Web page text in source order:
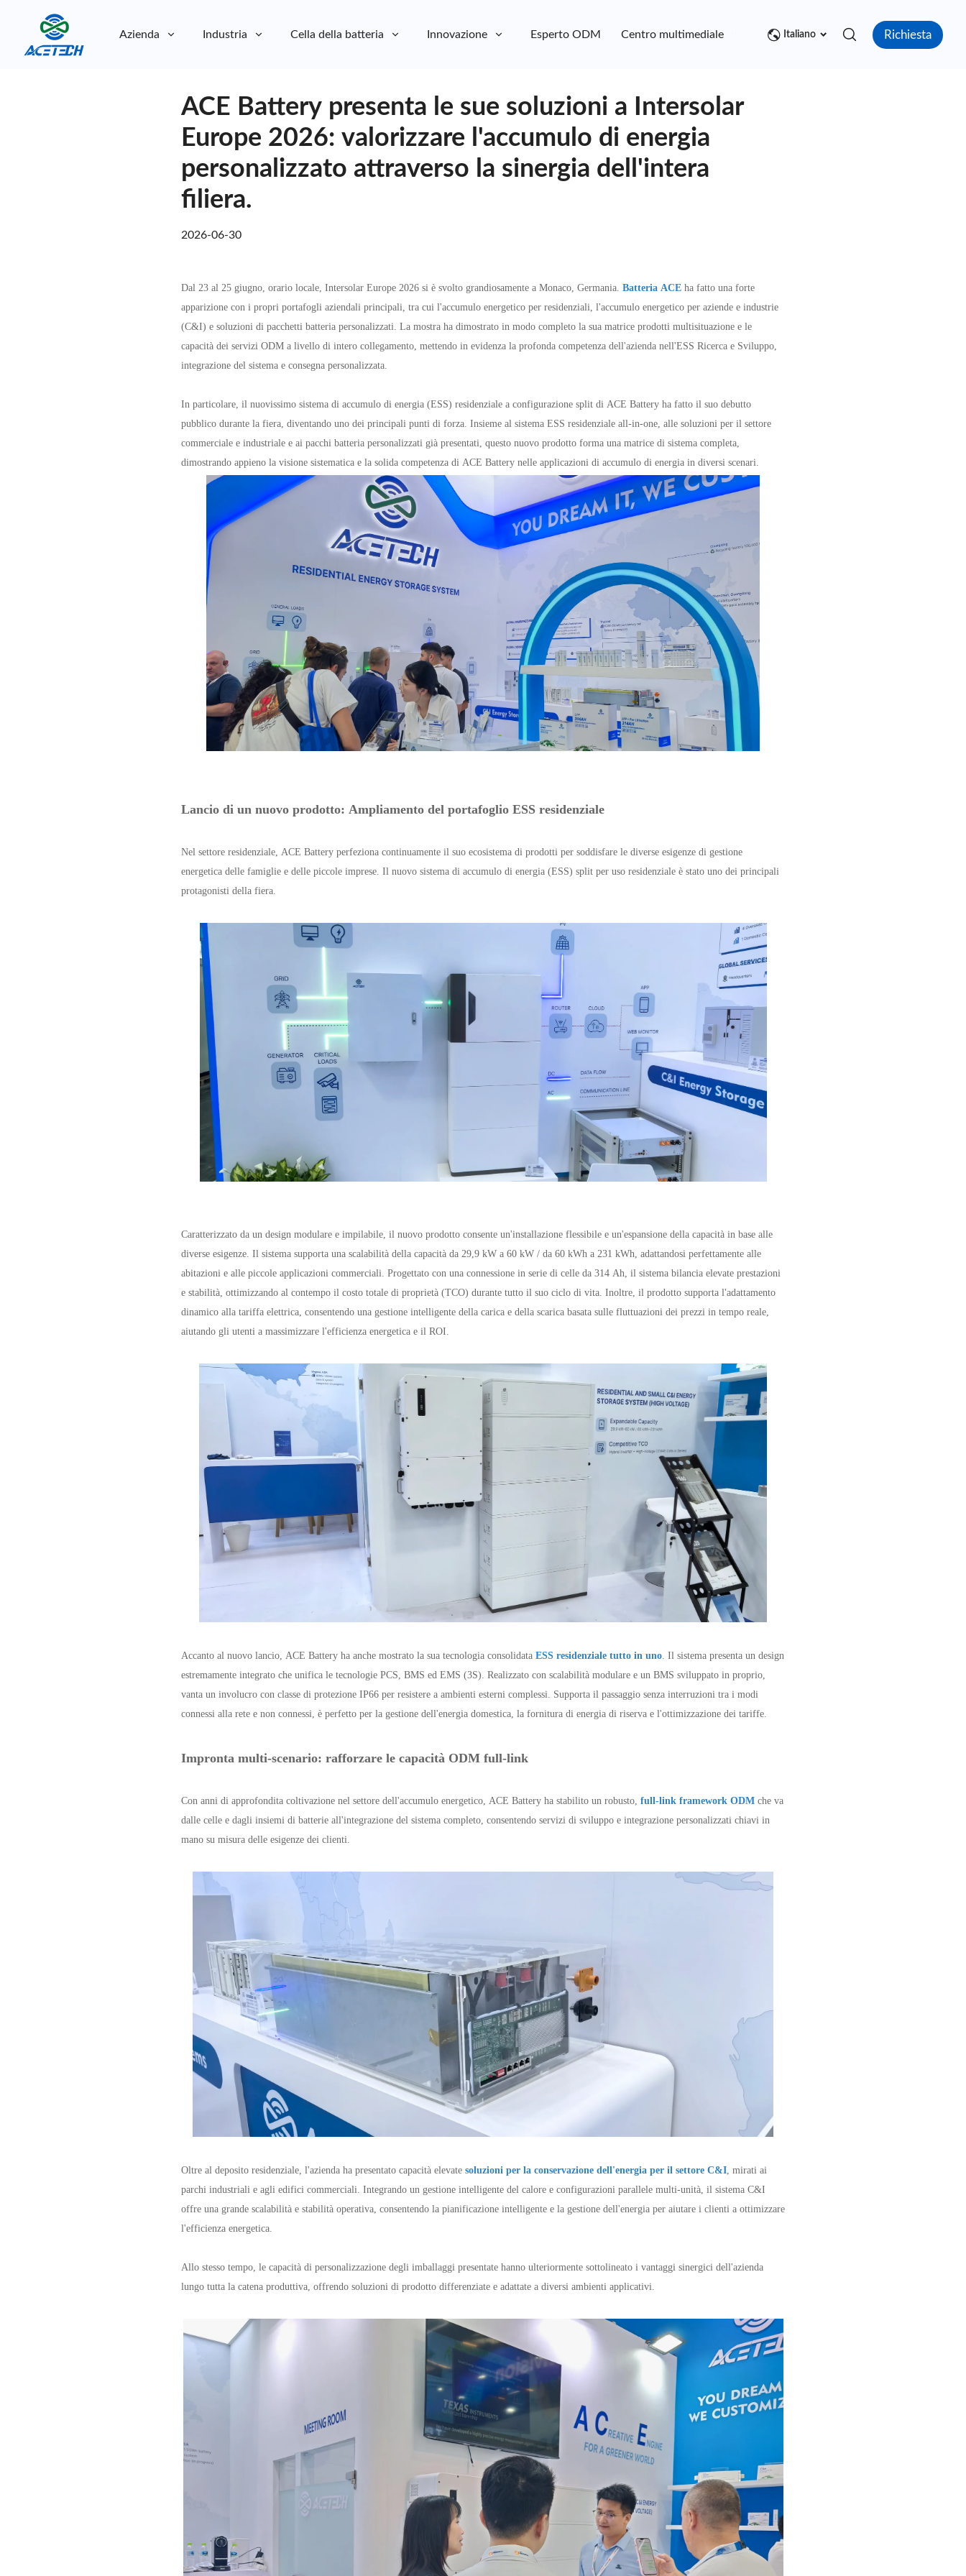
Azienda Industria Cella della batteria Innovazione Esperto ODM Centro multimediale Contatto
Italiano Richiesta
ACE Battery presenta le sue soluzioni a Intersolar
Europe 2026: valorizzare l'accumulo di energia
personalizzato attraverso la sinergia dell'intera
filiera.
2026-06-30
Dal 23 al 25 giugno, orario locale, Intersolar Europe 2026 si è svolto grandiosamente a Monaco, Germania. Batteria ACE ha fatto una forte
apparizione con i propri portafogli aziendali principali, tra cui l'accumulo energetico per residenziali, l'accumulo energetico per aziende e industrie
(C&I) e soluzioni di pacchetti batteria personalizzati. La mostra ha dimostrato in modo completo la sua matrice prodotti multisituazione e le
capacità dei servizi ODM a livello di intero collegamento, mettendo in evidenza la profonda competenza dell'azienda nell'ESS Ricerca e Sviluppo,
integrazione del sistema e consegna personalizzata.
In particolare, il nuovissimo sistema di accumulo di energia (ESS) residenziale a configurazione split di ACE Battery ha fatto il suo debutto
pubblico durante la fiera, diventando uno dei principali punti di forza. Insieme al sistema ESS residenziale all-in-one, alle soluzioni per il settore
commerciale e industriale e ai pacchi batteria personalizzati già presentati, questo nuovo prodotto forma una matrice di sistema completa,
dimostrando appieno la visione sistematica e la solida competenza di ACE Battery nelle applicazioni di accumulo di energia in diversi scenari.
Lancio di un nuovo prodotto: Ampliamento del portafoglio ESS residenziale
Nel settore residenziale, ACE Battery perfeziona continuamente il suo ecosistema di prodotti per soddisfare le diverse esigenze di gestione
energetica delle famiglie e delle piccole imprese. Il nuovo sistema di accumulo di energia (ESS) split per uso residenziale è stato uno dei principali
protagonisti della fiera.
Caratterizzato da un design modulare e impilabile, il nuovo prodotto consente un'installazione flessibile e un'espansione della capacità in base alle
diverse esigenze. Il sistema supporta una scalabilità della capacità da 29,9 kW a 60 kW / da 60 kWh a 231 kWh, adattandosi perfettamente alle
abitazioni e alle piccole applicazioni commerciali. Progettato con una connessione in serie di celle da 314 Ah, il sistema bilancia elevate prestazioni
e stabilità, ottimizzando al contempo il costo totale di proprietà (TCO) durante tutto il suo ciclo di vita. Inoltre, il prodotto supporta l'adattamento
dinamico alla tariffa elettrica, consentendo una gestione intelligente della carica e della scarica basata sulle fluttuazioni dei prezzi in tempo reale,
aiutando gli utenti a massimizzare l'efficienza energetica e il ROI.
Accanto al nuovo lancio, ACE Battery ha anche mostrato la sua tecnologia consolidata ESS residenziale tutto in uno. Il sistema presenta un design
estremamente integrato che unifica le tecnologie PCS, BMS ed EMS (3S). Realizzato con scalabilità modulare e un BMS sviluppato in proprio,
vanta un involucro con classe di protezione IP66 per resistere a ambienti esterni complessi. Supporta il passaggio senza interruzioni tra i modi
connessi alla rete e non connessi, è perfetto per la gestione dell'energia domestica, la fornitura di energia di riserva e l'ottimizzazione dei tariffe.
Impronta multi-scenario: rafforzare le capacità ODM full-link
Con anni di approfondita coltivazione nel settore dell'accumulo energetico, ACE Battery ha stabilito un robusto, full-link framework ODM che va
dalle celle e dagli insiemi di batterie all'integrazione del sistema completo, consentendo servizi di sviluppo e integrazione personalizzati chiavi in
mano su misura delle esigenze dei clienti.
Oltre al deposito residenziale, l'azienda ha presentato capacità elevate soluzioni per la conservazione dell'energia per il settore C&I, mirati ai
parchi industriali e agli edifici commerciali. Integrando un gestione intelligente del calore e configurazioni parallele multi-unità, il sistema C&I
offre una grande scalabilità e stabilità operativa, consentendo la pianificazione intelligente e la gestione dell'energia per aiutare i clienti a ottimizzare
l'efficienza energetica.
Allo stesso tempo, le capacità di personalizzazione degli imballaggi presentate hanno ulteriormente sottolineato i vantaggi sinergici dell'azienda
lungo tutta la catena produttiva, offrendo soluzioni di prodotto differenziate e adattate a diversi ambienti applicativi.